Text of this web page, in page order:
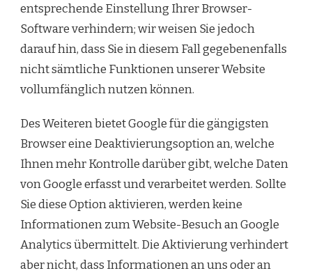
entsprechende Einstellung Ihrer Browser-
Software verhindern; wir weisen Sie jedoch
darauf hin, dass Sie in diesem Fall gegebenenfalls
nicht sämtliche Funktionen unserer Website
vollumfänglich nutzen können.
Des Weiteren bietet Google für die gängigsten
Browser eine Deaktivierungsoption an, welche
Ihnen mehr Kontrolle darüber gibt, welche Daten
von Google erfasst und verarbeitet werden. Sollte
Sie diese Option aktivieren, werden keine
Informationen zum Website-Besuch an Google
Analytics übermittelt. Die Aktivierung verhindert
aber nicht, dass Informationen an uns oder an